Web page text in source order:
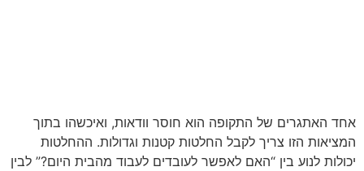
אחד האתגרים של התקופה הוא חוסר וודאות, ואיכשהו בתוך
המציאות הזו צריך לקבל החלטות קטנות וגדולות. ההחלטות
יכולות לנוע בין “האם לאפשר לעובדים לעבוד מהבית היום?” לבין